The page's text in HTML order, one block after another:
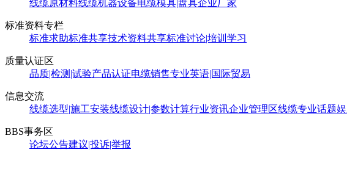
线缆原材料线缆机器设备电缆模具|盘具企业厂家
标准资料专栏
标准求助标准共享技术资料共享标准讨论|培训学习
质量认证区
品质|检测|试验产品认证电缆销售专业英语|国际贸易
信息交流
线缆选型|施工安装线缆设计|参数计算行业资讯企业管理区线缆专业话题
BBS事务区
论坛公告建议|投诉|举报